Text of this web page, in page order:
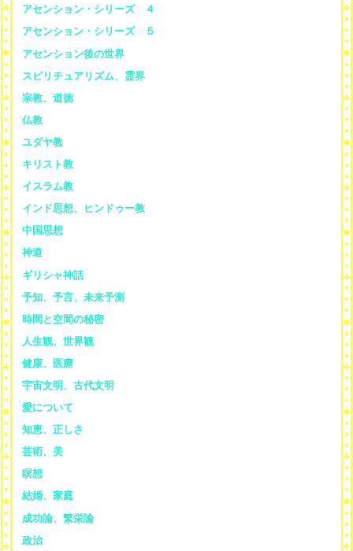
アセンション・シリーズ ４
アセンション・シリーズ ５
アセンション後の世界
スピリチュアリズム、霊界
宗教、道徳
仏教
ユダヤ教
キリスト教
イスラム教
インド思想、ヒンドゥー教
中国思想
神道
ギリシャ神話
予知、予言、未来予測
時間と空間の秘密
人生観、世界観
健康、医療
宇宙文明、古代文明
愛について
知恵、正しさ
芸術、美
瞑想
結婚、家庭
成功論、繁栄論
政治